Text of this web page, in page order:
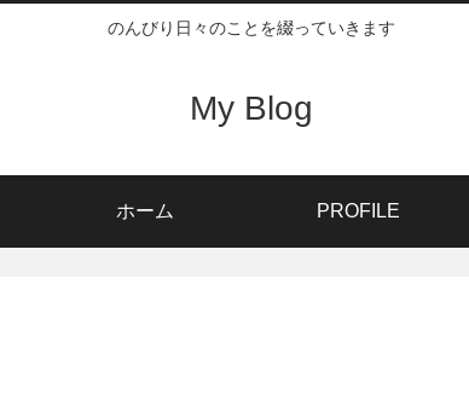
のんびり日々のことを綴っていきます
My Blog
ホーム PROFILE